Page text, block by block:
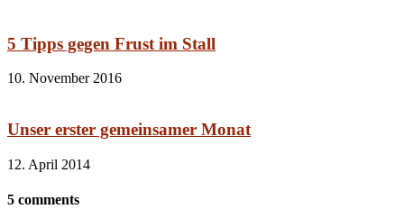
5 Tipps gegen Frust im Stall
10. November 2016
Unser erster gemeinsamer Monat
12. April 2014
5 comments